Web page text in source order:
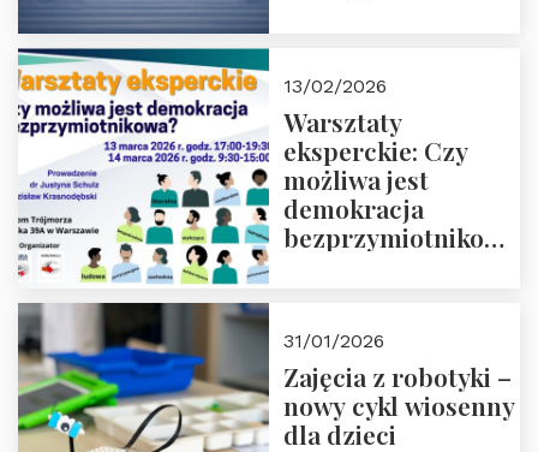
13/02/2026
Warsztaty
eksperckie: Czy
możliwa jest
demokracja
bezprzymiotnikowa?
31/01/2026
Zajęcia z robotyki –
nowy cykl wiosenny
dla dzieci